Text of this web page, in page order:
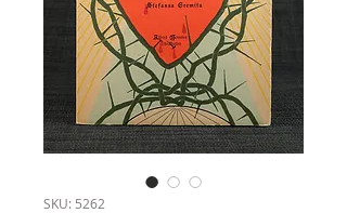
SKU: 5262